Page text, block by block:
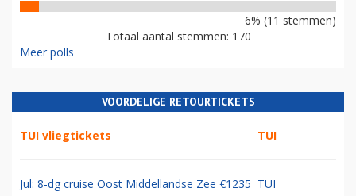
6% (11 stemmen)
Totaal aantal stemmen: 170
Meer polls
VOORDELIGE RETOURTICKETS
TUI vliegtickets TUI
Jul: 8-dg cruise Oost Middellandse Zee €1235 TUI